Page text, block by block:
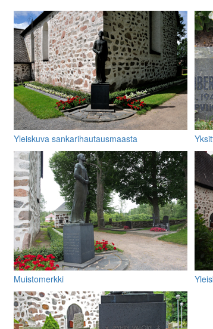
Yleiskuva sankarihautausmaasta
Muistomerkki